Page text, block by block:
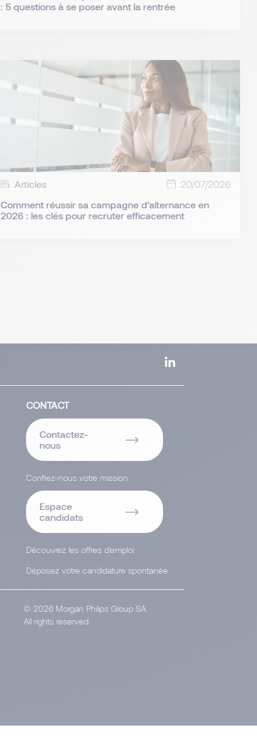
: 5 questions à se poser avant la rentrée
Articles
20/07/2026
Comment réussir sa campagne d’alternance en
2026 : les clés pour recruter efficacement
CONTACT
Contactez-
nous
Confiez-nous votre mission
Espace
candidats
Découvrez les offres d'emploi
Déposez votre candidature spontanée
© 2026 Morgan Philips Group SA
All rights reserved